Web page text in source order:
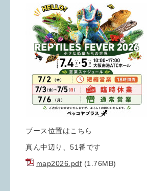
ブース位置はこちら
真ん中辺り、51番です
map2026.pdf (1.76MB)